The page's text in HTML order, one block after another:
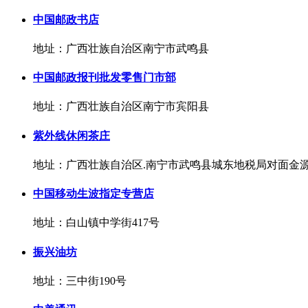
中国邮政书店
地址：广西壮族自治区南宁市武鸣县
中国邮政报刊批发零售门市部
地址：广西壮族自治区南宁市宾阳县
紫外线休闲茶庄
地址：广西壮族自治区.南宁市武鸣县城东地税局对面金
中国移动生波指定专营店
地址：白山镇中学街417号
振兴油坊
地址：三中街190号